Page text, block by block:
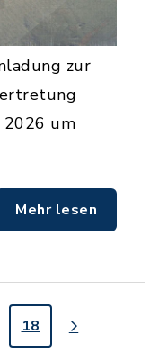
zur
2026 um
Mehr lesen
18